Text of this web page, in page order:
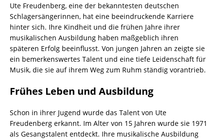
Ute Freudenberg, eine der bekanntesten deutschen
Schlagersängerinnen, hat eine beeindruckende Karriere
hinter sich. Ihre Kindheit und die frühen Jahre ihrer
musikalischen Ausbildung haben maßgeblich ihren
späteren Erfolg beeinflusst. Von jungen Jahren an zeigte sie
ein bemerkenswertes Talent und eine tiefe Leidenschaft für
Musik, die sie auf ihrem Weg zum Ruhm ständig vorantrieb.
Frühes Leben und Ausbildung
Schon in ihrer Jugend wurde das Talent von Ute
Freudenberg erkannt. Im Alter von 15 Jahren wurde sie 1971
als Gesangstalent entdeckt. Ihre musikalische Ausbildung